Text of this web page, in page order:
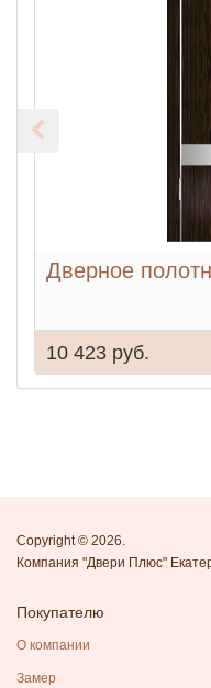
Дверное
10 423 руб.
Copyright © 2026.
Компания "Двери Плюс"
Покупателю
О компании
Замер